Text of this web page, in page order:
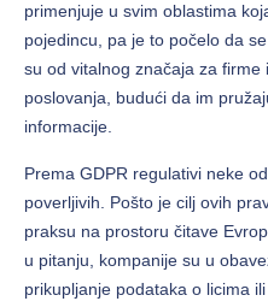
primenjuje u svim oblastima
pojedincu, pa je to počelo da
su od vitalnog značaja za firme
poslovanja, budući da im
informacije.
Prema GDPR regulativi neke
poverljivih. Pošto je cilj ovih
praksu na prostoru čitave
u pitanju, kompanije su u
prikupljanje podataka o licima